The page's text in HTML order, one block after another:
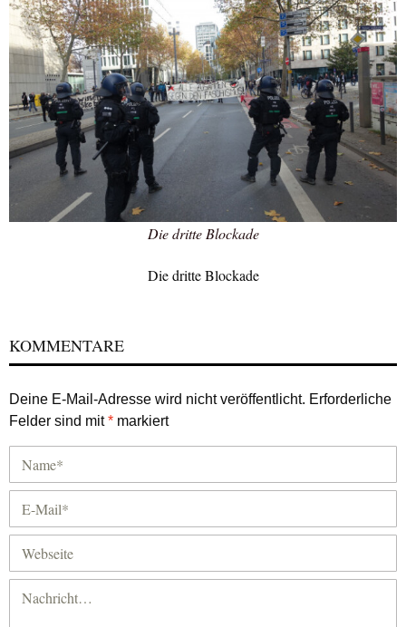
Die dritte Blockade
Die dritte Blockade
KOMMENTARE
Deine E-Mail-Adresse wird nicht veröffentlicht. Erforderliche
Felder sind mit* markiert